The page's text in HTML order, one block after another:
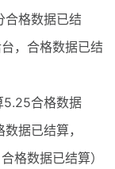
格数据已结
，合格数据已结
合格数据
据已结算，
格数据已结算）